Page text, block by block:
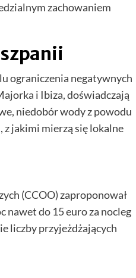
zachowaniem
ograniczenia negatywnych
i Ibiza, doświadczają
niedobór wody z powodu
jakimi mierzą się lokalne
(CCOO) zaproponował
nawet do 15 euro za nocleg
liczby przyjeżdżających